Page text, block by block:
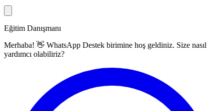
Eğitim Danışmanı
Merhaba! 👋 WhatsApp Destek birimine hoş geldiniz. Size nasıl
yardımcı olabiliriz?